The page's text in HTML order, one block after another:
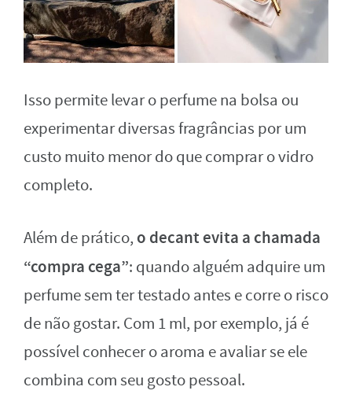
Isso permite levar o perfume na bolsa ou
experimentar diversas fragrâncias por um
custo muito menor do que comprar o vidro
completo.
Além de prático, o decant evita a chamada
“compra cega”: quando alguém adquire um
perfume sem ter testado antes e corre o risco
de não gostar. Com 1 ml, por exemplo, já é
possível conhecer o aroma e avaliar se ele
combina com seu gosto pessoal.